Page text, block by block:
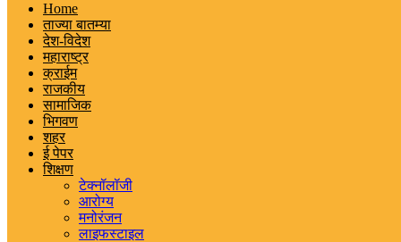
Home
ताज्या बातम्या
देश-विदेश
महाराष्ट्र
क्राईम
राजकीय
सामाजिक
भिगवण
शहर
ई पेपर
शिक्षण
टेक्नॉलॉजी
आरोग्य
मनोरंजन
लाइफस्टाइल